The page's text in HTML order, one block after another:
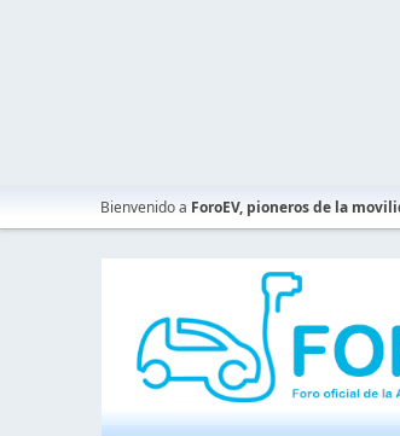
Bienvenido a ForoEV, pioneros de la